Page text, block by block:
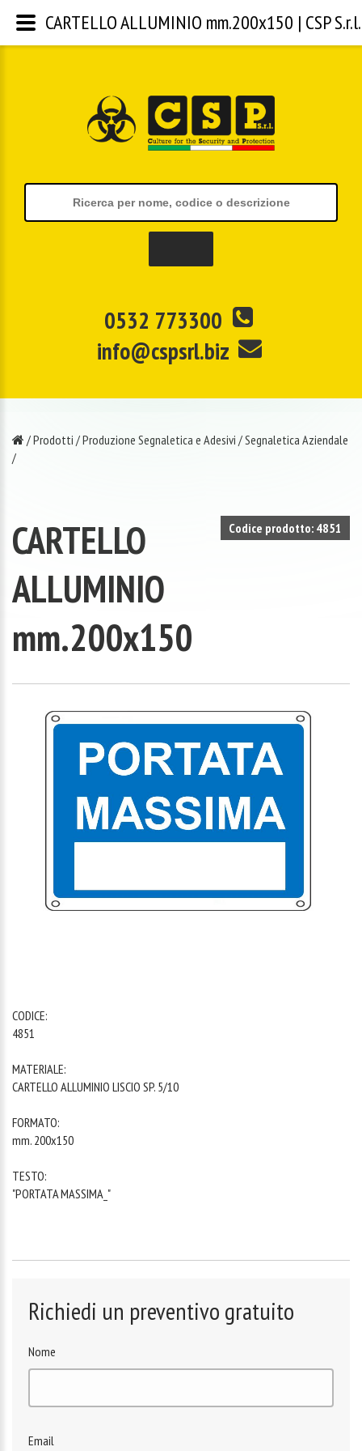
0532 773300
info@cspsrl.biz
/Prodotti /Produzione Segnaletica e Adesivi /Segnaletica Aziendale
/
Codice prodotto: 4851
CARTELLO
ALLUMINIO
mm.200x150
CODICE:
4851
MATERIALE:
CARTELLO ALLUMINIO LISCIO SP. 5/10
FORMATO:
mm. 200x150
TESTO:
"PORTATA MASSIMA_"
Richiedi un preventivo gratuito
Nome
Email
CARTELLO ALLUMINIO mm.200x150 | CSP S.r.l.